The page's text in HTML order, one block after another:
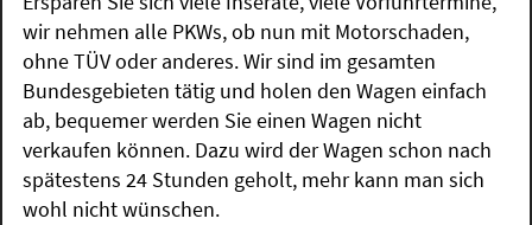
wir nehmen alle PKWs, ob nun mit Motorschaden,
ohne TÜV oder anderes. Wir sind im gesamten
Bundesgebieten tätig und holen den Wagen einfach
ab, bequemer werden Sie einen Wagen nicht
verkaufen können. Dazu wird der Wagen schon nach
spätestens 24 Stunden geholt, mehr kann man sich
wohl nicht wünschen.